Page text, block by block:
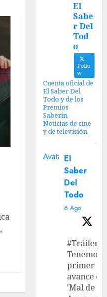
El
Sabe
r Del
Tod
o
Follo
w
Cuenta oficial de
El Saber Del
Todo y de los
Premios
Saberin.
Noticias de cine
y de televisión.
Avatar El
Saber
Del
Todo
6 Ago
#Tráiler
Tenemos
primer
avance de
'Mal de